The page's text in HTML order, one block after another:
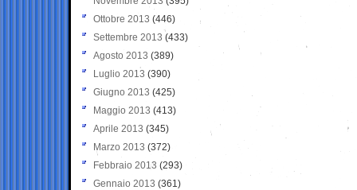
Ottobre 2013 (446)
Settembre 2013 (433)
Agosto 2013 (389)
Luglio 2013 (390)
Giugno 2013 (425)
Maggio 2013 (413)
Aprile 2013 (345)
Marzo 2013 (372)
Febbraio 2013 (293)
Gennaio 2013 (361)